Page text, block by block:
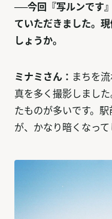
──今回『写ルンです
ていただきました。
しょうか。
ミナミさん： まちを
真を多く撮影しまし
たものが多いです。
が、かなり暗くなって